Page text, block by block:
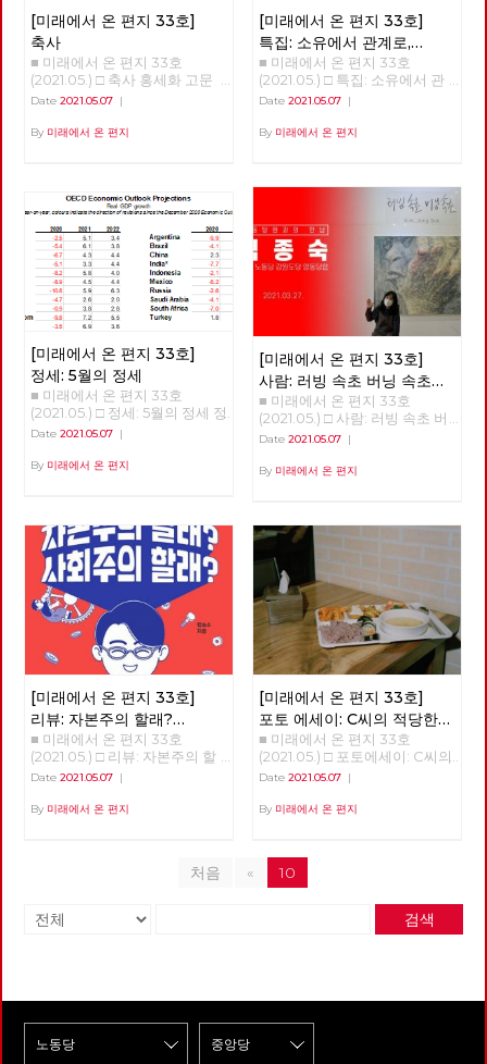
만, 그리하여 자본주의라는 반인
간적, 반민주적, 반사회적 체제
속에 안주하지만, 노동당은 다릅
니다. 노동당은 다른 시간에 대
한 사유를 놓지 않습니다. 노동
당은 다른 공간을 위한 실천을
놓지 않습니다. 선이 끊어질 때,
점들은 고립되고 마침내 소멸합
다. 당원과 당원 사이의 선, 지역
과 지역 사이의 선, 당 안과 밖 사
이의 선, 그리고 과거와 현재, 미
래와 현재 사이의 선들을 이어
활성화할 때, 노동당의 광장 또
한 다시 열리고 다시 확장해 갈
것입니다. 어려운 조건이지만,
김석정, 나도원, 안보영, 이용규,
적야, 현린 6인의 편집위원이 우
선 시작합니다. 이갑용, 임수태,
홍세화 고문과 김일규, 김종숙
동지를 비롯한 당원들이 함께 해
주셨습니다. 덕분에 [미래에서
온 편지] 복간호인 33호를 시작
할 수 있었습니다. 앞으로 더 많
리라 믿습니다. 고맙습니다. 현
[미래에서 온 편지 33호]
축사
■ 미래에서 온 편지 33호
(2021.05.) □ 축사 홍세화 고문
안녕하세요? 노동당 기관지 <
(온라인) 발간을 당원 여러분과
상에 알리는 장으로, 또한 우리
함께 학습하고 토론하는 텃밭으
로 활용되기를 바랍니다. “조직
하라, 학습하라, 선전(홍보)하
라”는 세월의 흐름 속에서도 결
코 시들 수 없는 명제입니다. 어
려운 시절을 보내고 또 보냈습니
다. 시지프스가 바위를 다시 끌
마음가짐으로 <미래에서 온 편
지>와 함께 하기 바랍니다. 임수
태 고문 ‘미래에서 온 편지’가
복간된다니 기쁩니다. 기관지가
당원들의 마음을 이어주는 다리
가 되고 침체된 당의 분위기를
깨뜨리는 활력소가 되어주었으
는 불평등과 환경 파괴, 기후 위
기 등은 자본주의 체제가 더 이
상 지속 가능하지 않다는 경고입
니다. 하지만 대한민국에서 자본
주의를 극복하지 않으면 안 된다
는 입장을 분명히 밝히고 있는
공당은 우리 노동당 밖에 없습니
다. 이런 이유 하나만으로도 우
리 노동당의 존재 이유는 충분하
다고 생각합니다. 기관지가 우리
노동당의 존재 이유를 증명하는
데 큰 역할을 해 주기를 바랍니
다. 이갑용 고문 노동당 기관지
복간을 바라 보며, 당대표 시절
'미래에서 온 편지'를 폐간하면
기관지를 재정 문제로 폐간을 하
이야기들 한 권이라도 더 살리려
고 사용하지 않는 복도에 보관을
책들마저도 둘 공간이 없어 폐기
처분했습니다. 아픔이 많은 기관
이기에 지키는 것은 어렵지 않으
리라 생각합니다. 앞장서 복간을
준비하신 동지들의 노고에 감사
드리고 기관지가 복간되면 당원
Date 2021.05.07 |
By 미래에서 온 편지
[미래에서 온 편지 33호]
특집: 소유에서 관계로,
성장에서 성숙으로
■ 미래에서 온 편지 33호
(2021.05.) □ 특집: 소유에서 관
계로, 성장에서 성숙으로 홍세화
관계로, 성장에서 성숙으로> 오
개념에서 벗어나고, 인간과 인간
사이는 물론 인간과 자연 사이의
관계를 재구성해야 한다는 의미
이다. 한국 사회에서 우리의 모
든 목표는 성장이었다. 우리 의
식을 지배하는 '소유와 성장'을
넘어 '관계와 성숙'이라는 개념
으로 변혁해야 한다. 해방의 조
건은 관계의 성숙 한국 사회는
총체적 위기에 몰려 있다. 이 위
기는 임계점에 가까이 왔다. 두
가지 위기가 있다. 자연과 기후
의 생태적 위기, 그리고 기술 혁
명으로 인한 체제 자체의 위기
다. 곧 인간이 통제할 수 없는 세
상이 올 것이다. ‘좀비’와 같은 처
지로 인간이 전락할 지도 모른
다. 통제할 수 없는 세상에서 인
것이다. <1984>와 <멋진 신세계
>의 제조되는 인간상, 그 세상이
얼마 남지 않았다. 학자들은 거
기까지 10~20년을 말한다. ‘정
권이 아니라 체제를 바꿔야 한
다’는 우리 당의 모토는 그래서
의미가 있다. 그런데도 우리는
아직 자본주의 체제가 강요한 소
유의 문제에서 전혀 벗어나지 못
한 현실에 있다. 노예의 반란이
성공해도 주인만 바뀔 뿐이지 노
예는 노예로 남는다. 지난날 촛
불 혁명에 이은 오늘 정치 현실
을 보라. 이런 현실을 기대한 것
인가. ‘노예’를 ‘인민’으로 바꾸어
금까지 계속 혁명과 투쟁을 말해
고 혁명조차도 권력을 소유하려
고 한다. 소유에 매몰되어 있을
다. 소유는 주체와 객체를 필연
적으로 구분하고 객체를 타자화
지 않는가? 그리하여 우리는 해
방의 조건을 이제 '소유와 성
장'이 아닌 '관계의 성숙'으로 재
구성해야 한다. 문제는 소유다
Date 2021.05.07|
By 미래에서 온 편지
[미래에서 온 편지 33호]
정세: 5월의 정세
■ 미래에서 온 편지 33호
(2021.05.) □ 정세: 5월의 정세 정
세 (1) - '경제회복'의 뒤에 가려진
께 번지기 시작한 코로나19 바이
던 것들을 보이도록 만들기도 했
다. 또한, 리오데자네이로에서의
나비의 날갯짓이 만든 미국의 허
리케인과도 같은 의외의 변화를
일으키기도 했다. 아직도 미래에
대한 불확실성이 사라졌다고 할
수는 없지만, 분명 지난 일년 반
정도의 시간 동안 바이러스 자체
에 대한 지식은 늘어났으며, 완
전하다고 할 수는 없지만 예방백
신과 치료제들이 만들어졌다. 또
한, 어떤 방역체계가 잘 작동하
는지 아닌지를 판별할 수 있는
경험들도 쌓이기 시작했다. 그와
함께, 이 바이러스의 창궐이 우
하는 점에 대한 단초들도 보이기
근 들어, 코로나19 바이러스의
확산 초기와 다른 변화 중 하나
역의 성공 정도를 경제성장률이
표였고, 아직도 국가별 질병의
확산 정도를 나타낼 때 이런 지
표를 사용하고 있다. 다만, 시간
이 지나면서 질병의 방역 정도
Date 2021.05.07 |
By 미래에서 온 편지
[미래에서 온 편지 33호]
사람: 러빙 속초 버닝 속초
‘김종숙’
■ 미래에서 온 편지 33호
(2021.05.) □ 사람: 러빙 속초 버
닝 속초 ‘김종숙’ 지난 3월, 서
서 화가이자 노동당 당원이신 김
시회를 찾아, 김종숙 동지와 속
깊은 인터뷰를 진행했습니다.
Date 2021.05.07|
By 미래에서 온 편지
[미래에서 온 편지 33호]
리뷰: 자본주의 할래?
사회주의 할래?
■ 미래에서 온 편지 33호
(2021.05.) □ 리뷰: 자본주의 할
래? 사회주의 할래? 자본주의와
입문서 자본주의와 사회주의.
무엇인가? 사회주의란 무엇인
떤 체제가 더 바람직한가? 그리
고 그 이유는 무엇인가? 이 질문
작가의 『자본주의 할래? 사회
자본주의와 사회주의를 대변하
Date 2021.05.07 |
By 미래에서 온 편지
[미래에서 온 편지 33호]
포토 에세이: C씨의 적당한
식단
■ 미래에서 온 편지 33호
(2021.05.) □ 포토에세이: C씨의
적당한 식단 그는 한 동안 구로
있었습니다. 건설기계 자격증을
한식부페에 갔기 때문입니다.
지금 생각해보면 솔직히 맛이 좋
도 나라에서 주는 카드로 식권을
받아 언젠간 나도 고급 노동자가
었습니다. '이게 내 삶에 도움이
지, 죽을 수도 있을거야.' 등의 생
Date 2021.05.07|
By 미래에서 온 편지
처음 « 10
검색